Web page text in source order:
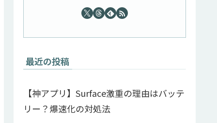
最近の投稿
【神アプリ】Surface激重の理由はバッテ
リー？爆速化の対処法